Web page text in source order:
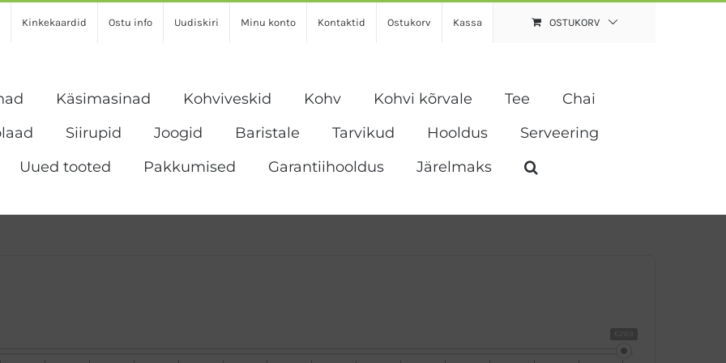
Kinkekaardid Ostu info Uudiskiri Minu konto Kontaktid Ostukorv Kassa OSTUKORV
Käsimasinad Kohviveskid Kohv Kohvi kõrvale Tee
Chai
Siirupid Joogid Baristale Tarvikud Hooldus
Serveering
Uued tooted Pakkumised Garantiihooldus Järelmaks